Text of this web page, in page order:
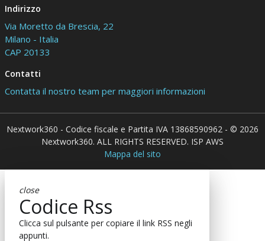
Indirizzo
Via Moretto da Brescia, 22
Milano - Italia
CAP 20133
Contatti
Contatta il nostro team per maggiori informazioni
Nextwork360 - Codice fiscale e Partita IVA 13868590962 - © 2026
Nextwork360. ALL RIGHTS RESERVED. ISP AWS
Mappa del sito
close
Codice Rss
Clicca sul pulsante per copiare il link RSS negli
appunti.